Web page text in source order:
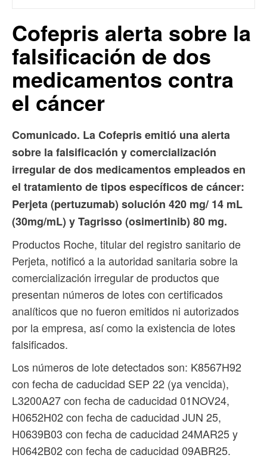
Cofepris alerta sobre la
falsificación de dos
medicamentos contra
el cáncer
Comunicado. La Cofepris emitió una alerta
sobre la falsificación y comercialización
irregular de dos medicamentos empleados en
el tratamiento de tipos específicos de cáncer:
Perjeta (pertuzumab) solución 420 mg/ 14 mL
(30mg/mL) y Tagrisso (osimertinib) 80 mg.
Productos Roche, titular del registro sanitario de
Perjeta, notificó a la autoridad sanitaria sobre la
comercialización irregular de productos que
presentan números de lotes con certificados
analíticos que no fueron emitidos ni autorizados
por la empresa, así como la existencia de lotes
falsificados.
Los números de lote detectados son: K8567H92
con fecha de caducidad SEP 22 (ya vencida),
L3200A27 con fecha de caducidad 01NOV24,
H0652H02 con fecha de caducidad JUN 25,
H0639B03 con fecha de caducidad 24MAR25 y
H0642B02 con fecha de caducidad 09ABR25.